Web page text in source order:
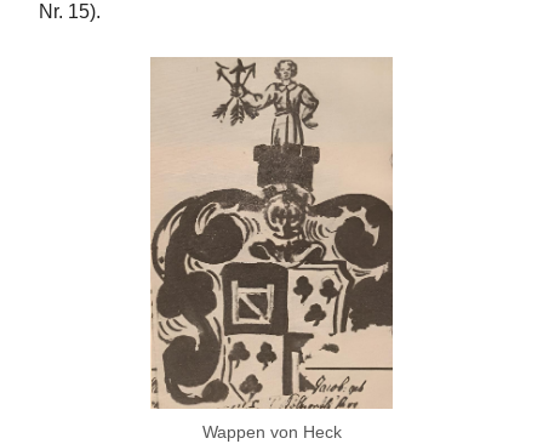
Nr. 15).
Wappen von Heck